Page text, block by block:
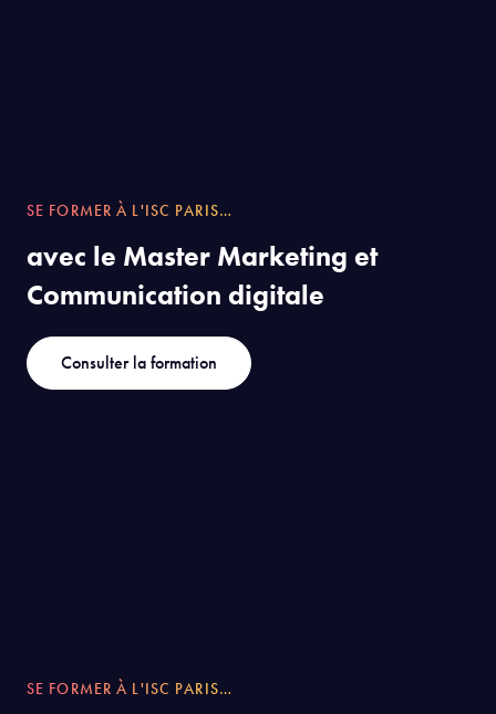
SE FORMER À L'ISC PARIS…
avec le Master Marketing et
Communication digitale
Consulter la formation
SE FORMER À L'ISC PARIS…